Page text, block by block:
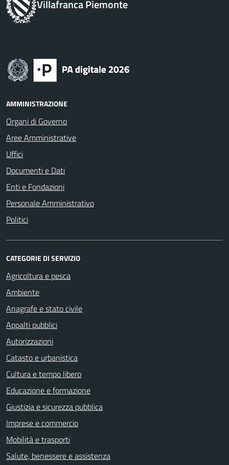
Villafranca Piemonte
AMMINISTRAZIONE
Organi di Governo
Aree Amministrative
Uffici
Documenti e Dati
Enti e Fondazioni
Personale Amministrativo
Politici
CATEGORIE DI SERVIZIO
Agricoltura e pesca
Ambiente
Anagrafe e stato civile
Appalti pubblici
Autorizzazioni
Catasto e urbanistica
Cultura e tempo libero
Educazione e formazione
Giustizia e sicurezza pubblica
Imprese e commercio
Mobilità e trasporti
Salute, benessere e assistenza